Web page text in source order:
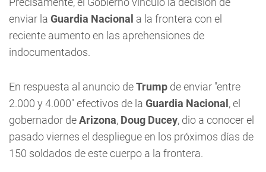
enviar la Guardia Nacional a la frontera con el
reciente aumento en las aprehensiones de
indocumentados.
En respuesta al anuncio deTrump de enviar "entre
2.000 y 4.000" efectivos de la Guardia Nacional , el
gobernador deArizona, Doug Ducey, dio a conocer el
pasado viernes el despliegue en los próximos días de
150 soldados de este cuerpo a la frontera.